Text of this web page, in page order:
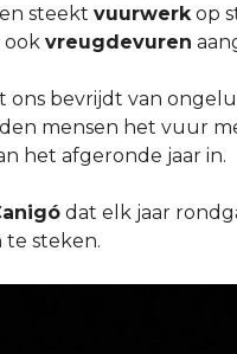
steekt vuurwerk op
vreugdevuren
ons bevrijdt van
mensen het vuur
het afgeronde jaar in.
dat elk jaar
te steken.